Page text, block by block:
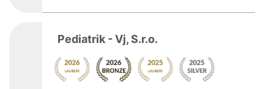
Pediatrik - Vj, S.r.o.